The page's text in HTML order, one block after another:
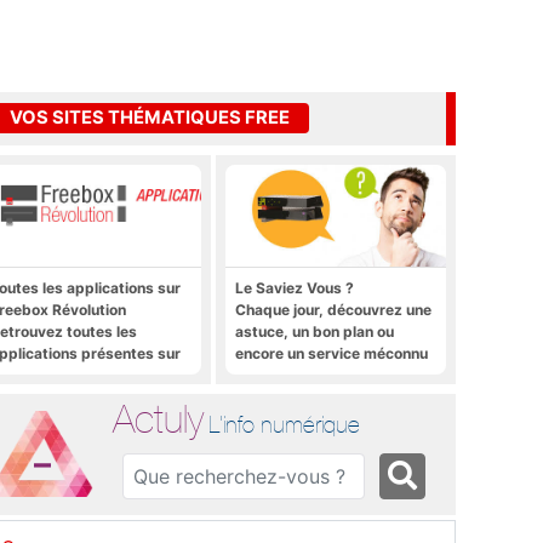
VOS SITES THÉMATIQUES FREE
les applications sur
Révolution
toutes les
présentes sur
Le Saviez Vous ?
Chaque jour, découvrez une
astuce, un bon plan ou
encore un service méconnu
Actuly L'info numérique